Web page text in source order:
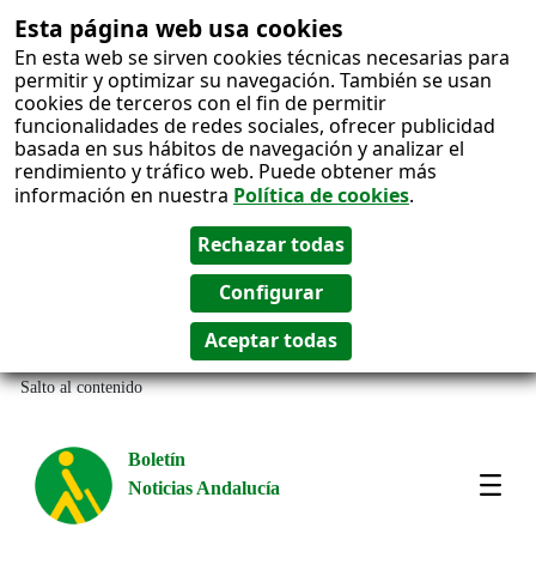
Esta página web usa cookies
En esta web se sirven cookies técnicas necesarias para
permitir y optimizar su navegación. También se usan
cookies de terceros con el fin de permitir
funcionalidades de redes sociales, ofrecer publicidad
basada en sus hábitos de navegación y analizar el
rendimiento y tráfico web. Puede obtener más
información en nuestra Política de cookies.
Salto al contenido
Boletín
Noticias Andalucía